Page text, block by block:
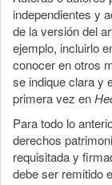
independientes y
de la versión del
ejemplo, incluirlo
conocer en otros
se indique clara y
primera vez en
Para todo lo
derechos
requisitada y
debe ser remitido